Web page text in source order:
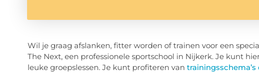
Wil je graag afslanken, fitter worden of trainen voor een
The Next, een professionele sportschool in Nijkerk. Je kunt
leuke groepslessen. Je kunt profiteren van